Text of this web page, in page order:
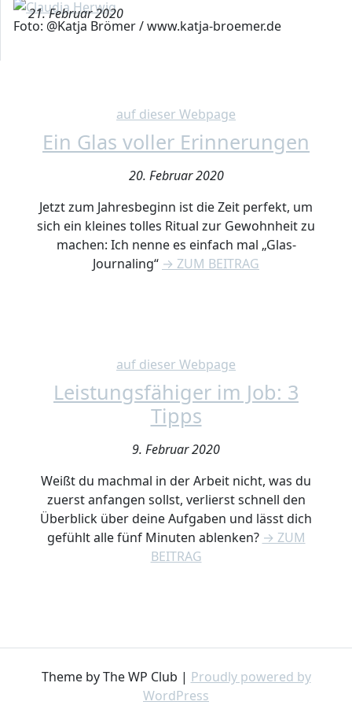
Foto: @Katja Brömer / www.katja-broemer.de
21. Februar 2020
auf dieser Webpage
Ein Glas voller Erinnerungen
20. Februar 2020
Jetzt zum Jahresbeginn ist die Zeit perfekt, um
sich ein kleines tolles Ritual zur Gewohnheit zu
machen: Ich nenne es einfach mal „Glas-
Journaling“ → ZUM BEITRAG
auf dieser Webpage
Leistungsfähiger im Job: 3
Tipps
9. Februar 2020
Weißt du machmal in der Arbeit nicht, was du
zuerst anfangen sollst, verlierst schnell den
Überblick über deine Aufgaben und lässt dich
gefühlt alle fünf Minuten ablenken? → ZUM
BEITRAG
Theme by The WP Club | Proudly powered by
WordPress